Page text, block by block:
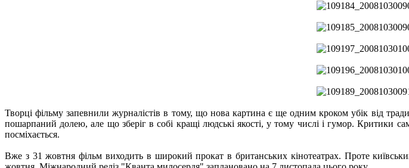
Творці фільму запевнили журналістів в тому, що нова картина є ще одним кроком убік від
пошарпаний долею, але що зберіг в собі кращі людські якості, у тому числі і гумор.
посміхається.
Вже з 31 жовтня фільм виходить в широкий прокат в британських кінотеатрах. Проте